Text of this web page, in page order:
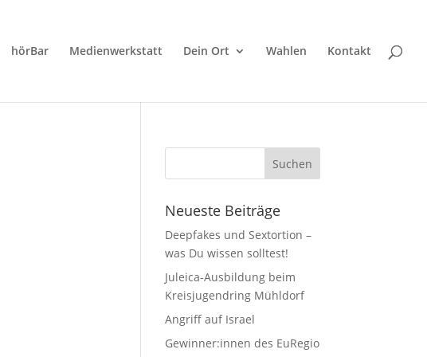
hörBar Medienwerkstatt Dein Ort Wahlen Kontakt
Neueste Beiträge
Deepfakes und Sextortion –
was Du wissen solltest!
Juleica-Ausbildung beim
Kreisjugendring Mühldorf
Angriff auf Israel
Gewinner:innen des EuRegio